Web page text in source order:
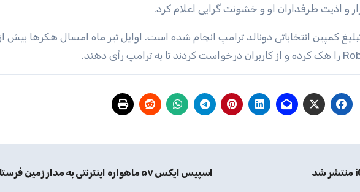
و اذیت طرفداران او و خشونت گرایی اعلام کرد.
اسپیس ایکس ۵۷ ماهواره اینترنتی به مدار زمین فرستاد